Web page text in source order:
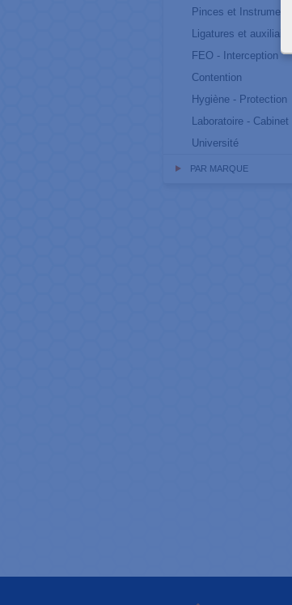
Pinces et Instruments
Ligatures et auxiliaires
FEO - Interception
Contention
Hygiène - Protection
Laboratoire - Cabinet
Université
PAR MARQUE